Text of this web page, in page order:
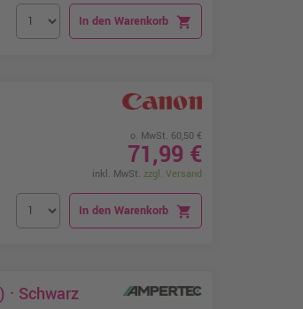
In den Warenkorb shopping_cart
o. MwSt. 60,50 €
71,99 €
inkl. MwSt. zzgl. Versand
In den Warenkorb shopping_cart
Schwarz